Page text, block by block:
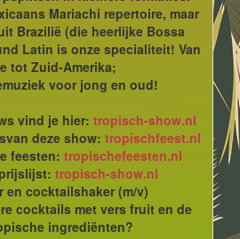
Mariachi repertoire, maar
Brazilië (die heerlijke Bossa
Latin is onze specialiteit! Van
tot Zuid-Amerika;
voor jong en oud!
vind je hier: tropisch-show.nl
deze show: tropischfeest.nl
feesten: tropischefeesten.nl
tropisch-show.nl
en cocktailshaker (m/v)
cocktails met vers fruit en de
ingrediënten?